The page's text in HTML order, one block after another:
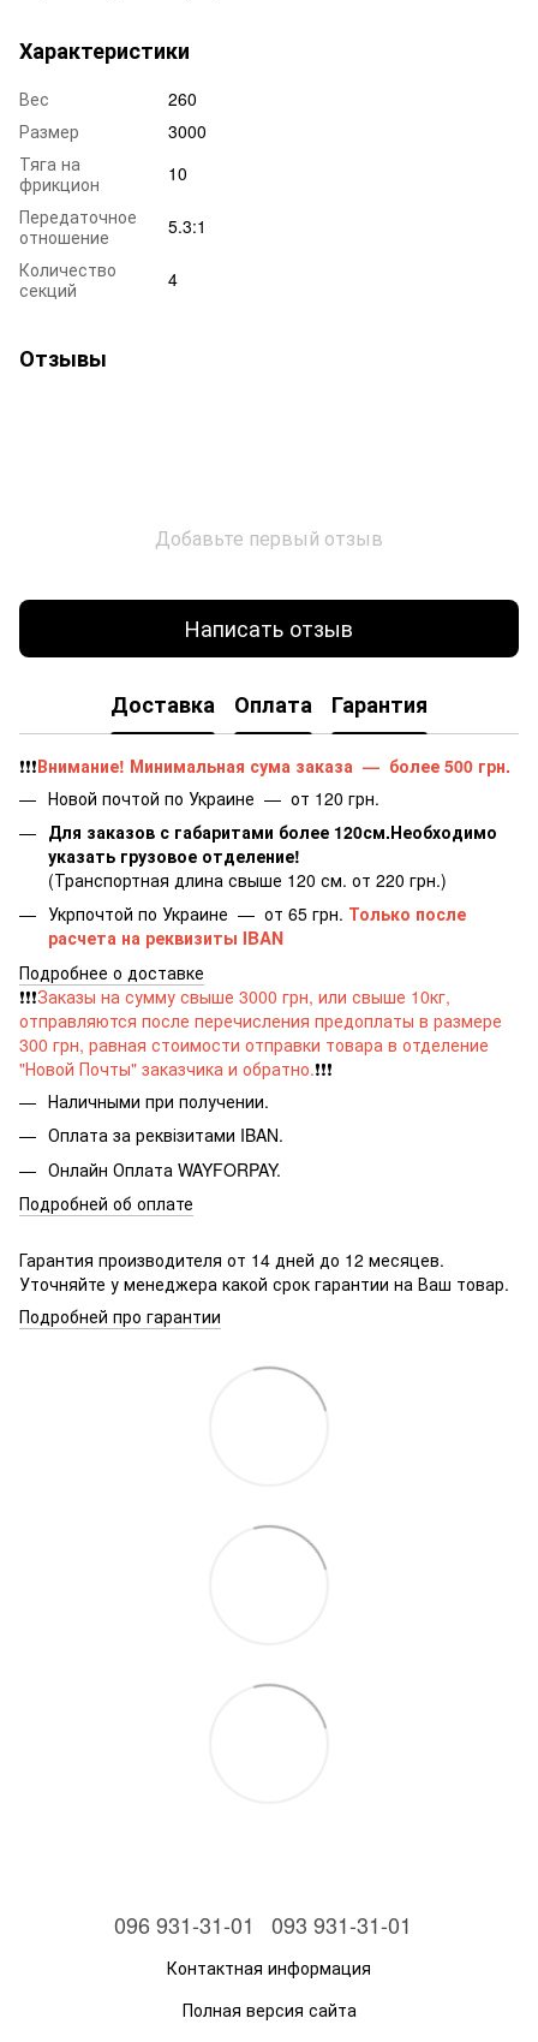
Характеристики
Вес
260
Размер
3000
Тяга на
фрикцион
10
Передаточное
отношение
5.3:1
Количество
секций
4
Отзывы
Добавьте первый отзыв
Написать отзыв
Доставка Оплата Гарантия
❗️❗️❗️Внимание! Минимальная сума заказа — более 500 грн.
​​​​​Новой почтой по Украине — от 120 грн.
Для заказов с габаритами более 120см.Необходимо
указать грузовое отделение!
(Транспортная длина свыше 120 см. от 220 грн.)
Укрпочтой по Украине — от 65 грн. Только после
расчета на реквизиты IBAN
Подробнее о доставке
❗️❗️❗️Заказы на сумму свыше 3000 грн, или свыше 10кг,
отправляются после перечисления предоплаты в размере
300 грн, равная стоимости отправки товара в отделение
"Новой Почты" заказчика и обратно.❗️❗️❗️
Наличными при получении.
Оплата за реквізитами IBAN.
Онлайн Оплата WAYFORPAY.
Подробней об оплате
Гарантия производителя от 14 дней до 12 месяцев.
Уточняйте у менеджера какой срок гарантии на Ваш товар.
Подробней про гарантии
096 931-31-01 093 931-31-01
Контактная информация
Полная версия сайта